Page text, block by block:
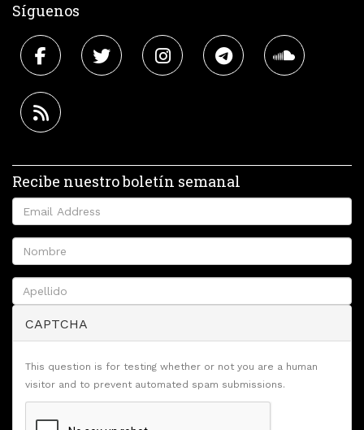
Síguenos
Recibe nuestro boletín semanal
CAPTCHA
This question is for testing whether or not you are a human
visitor and to prevent automated spam submissions.